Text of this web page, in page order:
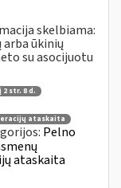
skelbiama:
ūkinių
su asocijuotu
2 str. 8 d.
ataskaita
Pelno
ataskaita